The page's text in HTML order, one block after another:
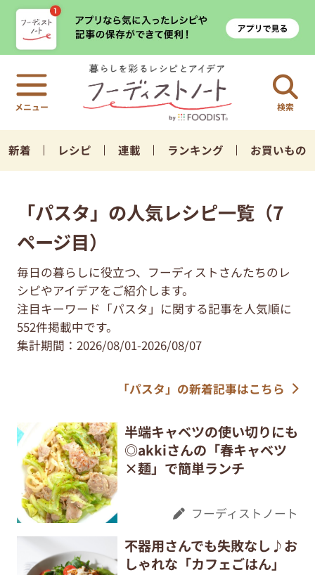
検索
新着 レシピ 連載 ランキング お買いもの
「パスタ」の人気レシピ一覧（7
ページ目）
毎日の暮らしに役立つ、フーディストさんたちのレ
シピやアイデアをご紹介します。
注目キーワード「パスタ」に関する記事を人気順に
552件掲載中です。
集計期間：2026/08/01-2026/08/07
「パスタ」の新着記事はこちら
半端キャベツの使い切りにも
◎akkiさんの「春キャベツ
×麺」で簡単ランチ
フーディストノート
不器用さんでも失敗なし♪お
しゃれな「カフェごはん」